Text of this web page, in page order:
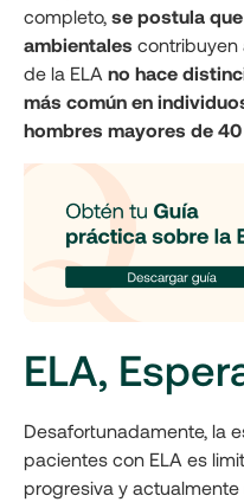
completo, se postula
ambientales contribuyen
de la ELA no hace
más común en
hombres mayores de 40
ELA,
Desafortunadamente, la
pacientes con ELA es
progresiva y actualmente